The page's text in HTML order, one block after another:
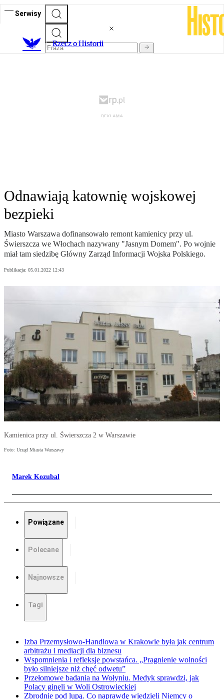
Serwisy
Rzecz o Historii
Odnawiają katownię wojskowej
bezpieki
Miasto Warszawa dofinansowało remont kamienicy przy ul.
Świerszcza we Włochach nazywany "Jasnym Domem". Po wojnie
miał tam siedzibę Główny Zarząd Informacji Wojska Polskiego.
Publikacja: 05.01.2022 12:43
Kamienica przy ul. Świerszcza 2 w Warszawie
Foto: Urząd Miasta Warszawy
Marek Kozubal
Powiązane
Polecane
Najnowsze
Tagi
Izba Przemysłowo-Handlowa w Krakowie była jak centrum
arbitrażu i mediacji dla biznesu
Wspomnienia i refleksje powstańca. „Pragnienie wolności
było silniejsze niż chęć odwetu”
Przełomowe badania na Wołyniu. Medyk sprawdzi, jak
Polacy ginęli w Woli Ostrowieckiej
Zbrodnie pod lupą. Co naprawdę wiedzieli Niemcy o